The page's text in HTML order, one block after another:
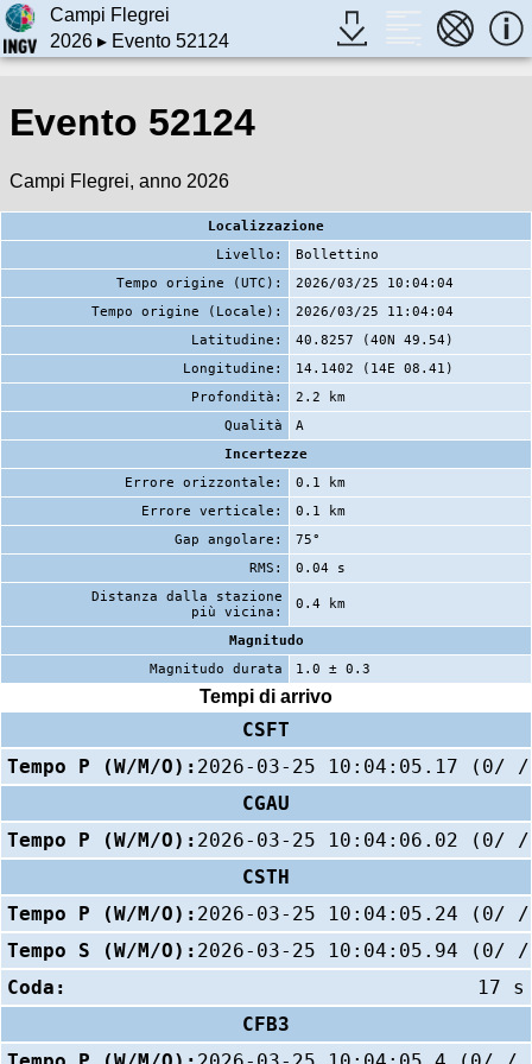
Campi Flegrei
2026▸ Evento 52124
Evento 52124
Campi Flegrei, anno 2026
Localizzazione
Livello:
Bollettino
Tempo origine (UTC):
2026/03/25 10:04:04
Tempo origine (Locale):
2026/03/25 11:04:04
Latitudine:
40.8257 (40N 49.54)
Longitudine:
14.1402 (14E 08.41)
Profondità:
2.2 km
Qualità
A
Incertezze
Errore orizzontale:
0.1 km
Errore verticale:
0.1 km
Gap angolare:
75°
RMS:
0.04 s
Distanza dalla stazione
più vicina:
0.4 km
Magnitudo
Magnitudo durata
1.0 ± 0.3
Tempi di arrivo
CSFT
Tempo P (W/M/O): 2026-03-25 10:04:05.17 (0/
CGAU
Tempo P (W/M/O): 2026-03-25 10:04:06.02 (0/
CSTH
Tempo P (W/M/O): 2026-03-25 10:04:05.24 (0/
Tempo S (W/M/O): 2026-03-25 10:04:05.94 (0/
Coda:
17 s
CFB3